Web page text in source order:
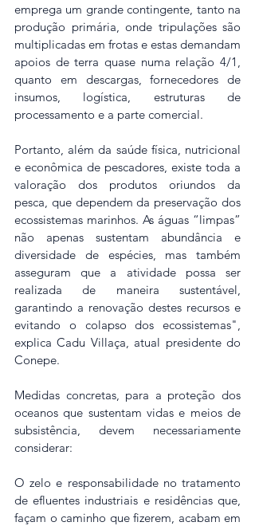
emprega um grande contingente, tanto na
produção primária, onde tripulações são
multiplicadas em frotas e estas demandam
apoios de terra quase numa relação 4/1,
quanto em descargas, fornecedores de
insumos, logística, estruturas de
processamento e a parte comercial.
Portanto, além da saúde física, nutricional
e econômica de pescadores, existe toda a
valoração dos produtos oriundos da
pesca, que dependem da preservação dos
ecossistemas marinhos. As águas “limpas”
não apenas sustentam abundância e
diversidade de espécies, mas também
asseguram que a atividade possa ser
realizada de maneira sustentável,
garantindo a renovação destes recursos e
evitando o colapso dos ecossistemas",
explica Cadu Villaça, atual presidente do
Conepe.
Medidas concretas, para a proteção dos
oceanos que sustentam vidas e meios de
subsistência, devem necessariamente
considerar:
O zelo e responsabilidade no tratamento
de efluentes industriais e residências que,
façam o caminho que fizerem, acabam em